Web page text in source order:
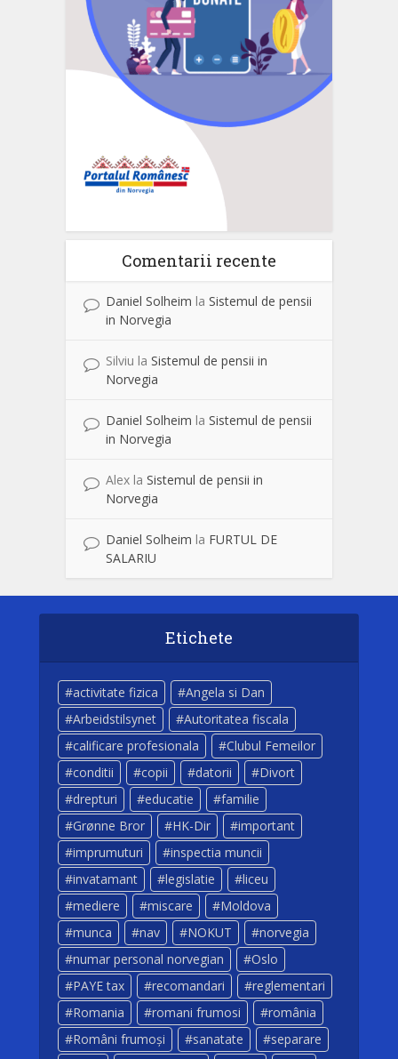
Comentarii recente
Daniel Solheim la Sistemul de pensii
in Norvegia
Silviu la Sistemul de pensii in
Norvegia
Daniel Solheim la Sistemul de pensii
in Norvegia
Alex la Sistemul de pensii in
Norvegia
Daniel Solheim la FURTUL DE
SALARIU
Etichete
activitate fizica
Angela si Dan
Arbeidstilsynet
Autoritatea fiscala
calificare profesionala
Clubul Femeilor
conditii
copii datorii
Divort
drepturi
educatie
familie
Grønne Bror
HK-Dir
important
imprumuturi
inspectia muncii
invatamant
legislatie
liceu
mediere
miscare
Moldova
munca
nav NOKUT
norvegia
numar personal norvegian
Oslo
PAYE tax
recomandari
reglementari
Romania
romani frumosi
românia
Români frumoși
sanatate
separare